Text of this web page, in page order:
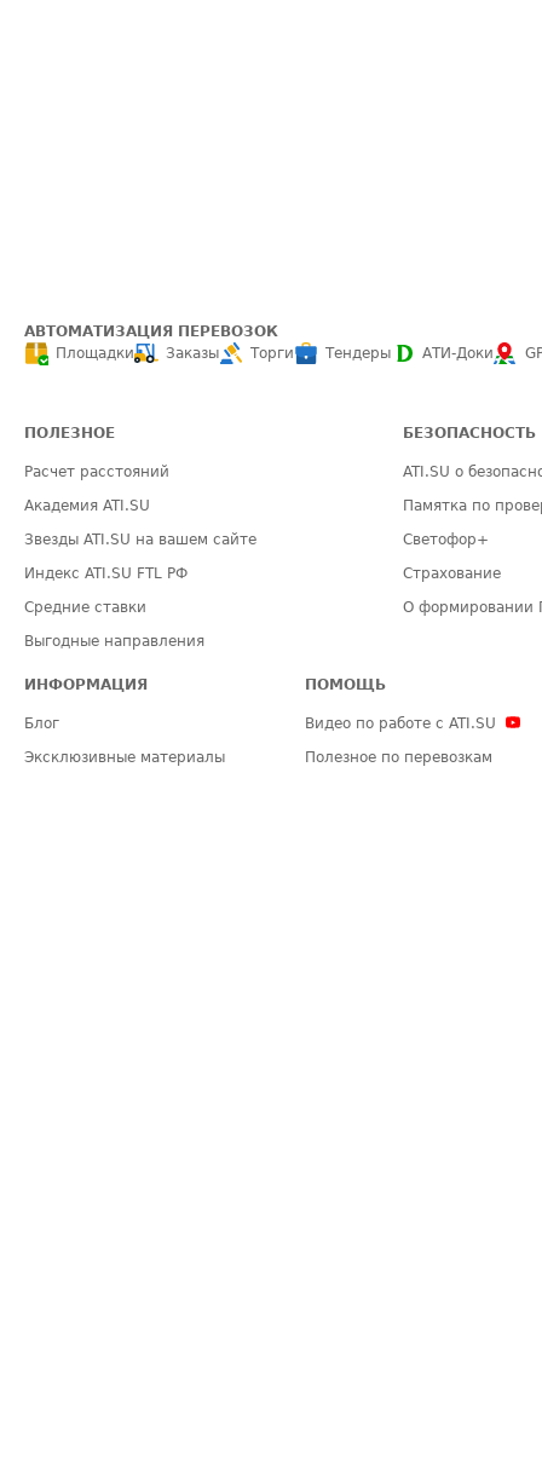
АВТОМАТИЗАЦИЯ ПЕРЕВОЗОК
Площадки
Заказы Торги Тендеры АТИ-Доки
ПОЛЕЗНОЕ
Расчет расстояний
Академия ATI.SU
Звезды ATI.SU на вашем сайте
Индекс ATI.SU FTL РФ
Средние ставки
Выгодные направления
БЕЗОПАСНОСТЬ
ATI.SU о
Памятка по
Светофор+
Страхование
О формировании
ИНФОРМАЦИЯ
Блог
Эксклюзивные материалы
ПОМОЩЬ
Видео по работе с ATI.SU
Полезное по перевозкам